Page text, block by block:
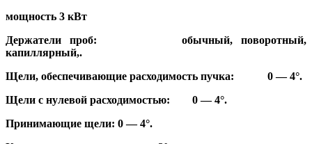
мощность 3 кВт
Держатели проб: обычный, поворотный,
капиллярный,.
Щели, обеспечивающие расходимость пучка: 0 — 4°.
Щели с нулевой расходимостью: 0 — 4°.
Принимающие щели: 0 — 4°.